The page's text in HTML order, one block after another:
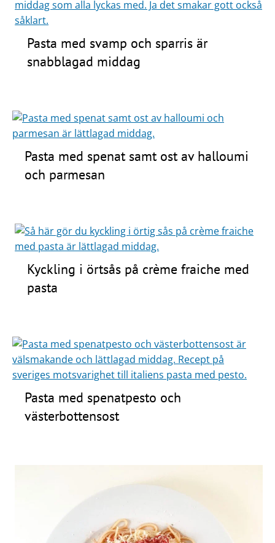
Pasta med svamp och sparris är
snabblagad middag
Pasta med spenat samt ost av halloumi
och parmesan
Kyckling i örtsås på crème fraiche med
pasta
Pasta med spenatpesto och
västerbottensost